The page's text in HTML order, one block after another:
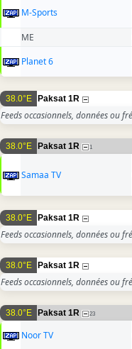
M-Sports
ME
Planet 6
38.0°E Paksat 1R
Feeds occasionnels, données ou
38.0°E Paksat 1R 1
Samaa TV
38.0°E Paksat 1R
Feeds occasionnels, données ou
38.0°E Paksat 1R
Feeds occasionnels, données ou
38.0°E Paksat 1R 23
Noor TV